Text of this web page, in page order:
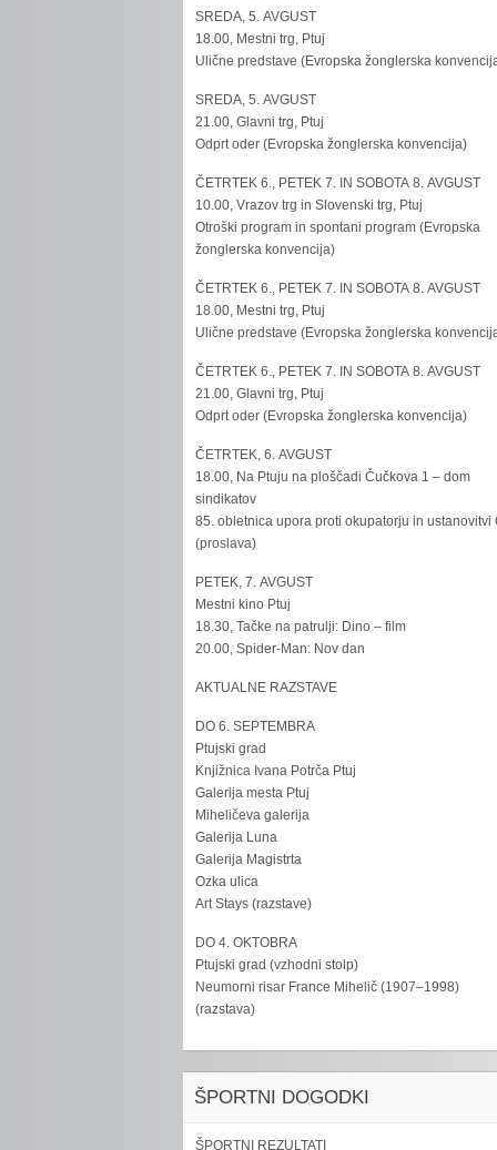
SREDA, 5. AVGUST
18.00, Mestni trg, Ptuj
Ulične predstave (Evropska žonglerska
SREDA, 5. AVGUST
21.00, Glavni trg, Ptuj
Odprt oder (Evropska žonglerska konvencija)
ČETRTEK 6., PETEK 7. IN SOBOTA 8. AVGUST
10.00, Vrazov trg in Slovenski trg, Ptuj
Otroški program in spontani program (Evropska
žonglerska konvencija)
ČETRTEK 6., PETEK 7. IN SOBOTA 8. AVGUST
18.00, Mestni trg, Ptuj
Ulične predstave (Evropska žonglerska
ČETRTEK 6., PETEK 7. IN SOBOTA 8. AVGUST
21.00, Glavni trg, Ptuj
Odprt oder (Evropska žonglerska konvencija)
ČETRTEK, 6. AVGUST
18.00, Na Ptuju na ploščadi Čučkova 1 – dom
sindikatov
85. obletnica upora proti okupatorju in ustanovitvi
(proslava)
PETEK, 7. AVGUST
Mestni kino Ptuj
18.30, Tačke na patrulji: Dino – film
20.00, Spider-Man: Nov dan
AKTUALNE RAZSTAVE
DO 6. SEPTEMBRA
Ptujski grad
Knjižnica Ivana Potrča Ptuj
Galerija mesta Ptuj
Miheličeva galerija
Galerija Luna
Galerija Magistrta
Ozka ulica
Art Stays (razstave)
DO 4. OKTOBRA
Ptujski grad (vzhodni stolp)
Neumorni risar France Mihelič (1907–1998)
(razstava)
ŠPORTNI DOGODKI
ŠPORTNI REZULTATI